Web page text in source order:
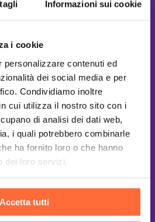
Informazioni sui cookie
i cookie
personalizzare contenuti ed
dei social media e per
Condividiamo inoltre
cui utilizza il nostro sito con i
di analisi dei dati web,
i quali potrebbero combinarle
ha fornito loro o che hanno
dei loro servizi.
Accetta tutti
Terms of Serviceapply.